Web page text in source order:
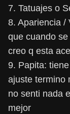
7. Tatuajes o
8. Apariencia /
que cuando
creo q esta
9. Papita:
ajuste termino
no senti nada
mejor